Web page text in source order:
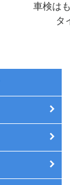
車検は
タ